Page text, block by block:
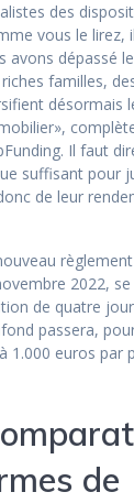
des
vous le lirez,
avons dépassé
familles,
désormais
Il faut
suffisant pour
de leur
2022,
de quatre
passera,
1.000 euros par
de